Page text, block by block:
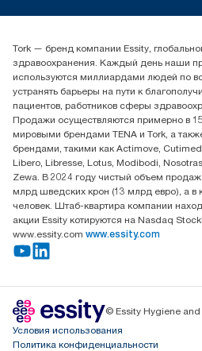
(+7) 777 779 0095
Контакты на рынках СНГ
ООО «Эссити»,
Достык, 210, 2 блок, 3 этаж,
офис №32 050051, г.
Алматы, Казахстан
Tork — бренд компании Essity,
здравоохранения. Каждый день наши
используются миллиардами людей по
устранять барьеры на пути к
пациентов, работников сферы
Продажи осуществляются примерно в
мировыми брендами TENA и Tork, а
брендами, такими как Actimove,
Libero, Libresse, Lotus, Modibodi,
Zewa. В 2024 году чистый объем
млрд шведских крон (13 млрд евро), а в
человек. Штаб-квартира компании
акции Essity котируются на Nasdaq
www.essity.com www.essity.com
© Essity Hygiene
Условия использования
Политика конфиденциальности